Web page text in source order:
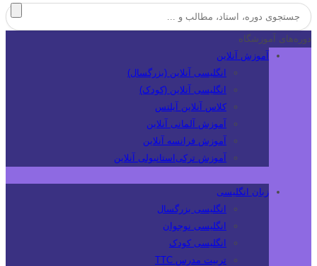
دوره‌های آموزشگاه
آموزش آنلاین
انگلیسی آنلاین (بزرگسال)
انگلیسی آنلاین (کودک)
کلاس آنلاین آیلتس
آموزش آلمانی آنلاین
آموزش فرانسه آنلاین
آموزش ترکی‌استانبولی آنلاین
زبان انگلیسی
انگلیسی بزرگسال
انگلیسی نوجوان
انگلیسی کودک
تربیت مدرس TTC